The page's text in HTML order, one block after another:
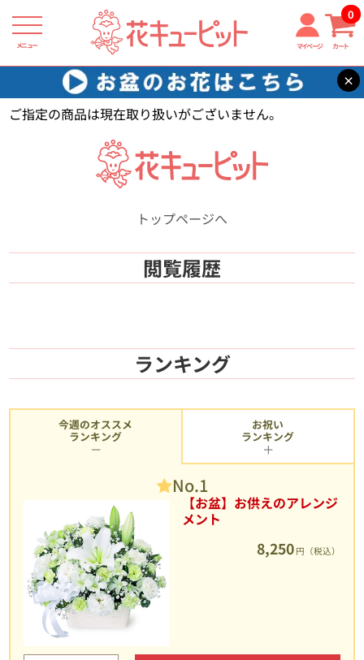
メニュー マイページ カート
0
×
花キューピット 【】
ご指定の商品は現在取り扱いがございません。
トップページへ
閲覧履歴
ランキング
今週のオススメ
ランキング
No.1
【お盆】お供えのアレンジ
メント
8,250 円（税込）
お祝い
ランキング